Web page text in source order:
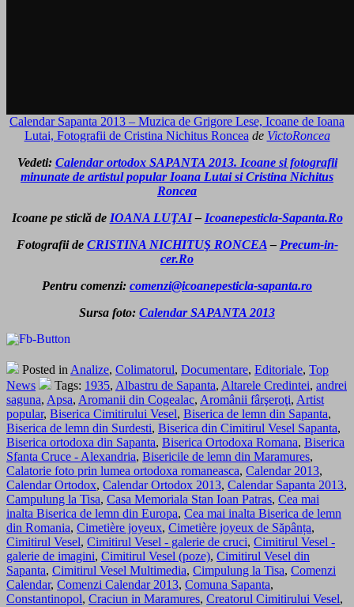
Calendar Sapanta 2013 – Muzica de Grigore Lese, Icoane de Ioana
Lutai, Fotografii de Cristina Nichitus Roncea de VictoRoncea
Vedeti: Calendar ortodox SAPANTA 2013. Icoane si fotografii
minunate de artistul popular Ioana Lutai si Cristina Nichitus
Roncea
Icoane pe sticlă de IOANA LUŢAI– Icoanepesticla-Sapanta.Ro
Fotografii de CRISTINA NICHITUŞ RONCEA – Precum-in-
cer.Ro
Pentru comenzi: comenzi@icoanepesticla-sapanta.ro
Sursa foto: Calendar SAPANTA 2013
Posted in Analize, Colimatorul, Documentare, Editoriale, Top
News
Tags: 1935, Albastru de Sapanta, Altarele Credintei, andrei
saguna, Apsa, Aromanii din Cogealac, Aromânii fârşeroţi, Artist
popular, Biserica Cimitirului Vesel, Biserica de lemn din Sapanta,
Biserica de lemn din Surdesti, Biserica din Cimitirul Vesel Sapanta,
Biserica ortodoxa din Sapanta, Biserica Ortodoxa Romana, Biserica
Sfanta Cruce - Alexandria, Bisericile de lemn din Maramures,
Calatorie foto prin lumea ortodoxa romaneasca, Calendar 2013,
Calendar Ortodox, Calendar Ortodox 2013, Calendar Sapanta 2013,
Campulung la Tisa, Casa Memoriala Stan Ioan Patras, Cea mai
inalta Biserica de lemn din Europa, Cea mai inalta Biserica de lemn
din Romania, Cimetière joyeux, Cimetière joyeux de Săpânța,
Cimitirul Vesel, Cimitirul Vesel - galerie de cruci, Cimitirul Vesel -
galerie de imagini, Cimitirul Vesel (poze), Cimitirul Vesel din
Sapanta, Cimitirul Vesel Multimedia, Cimpulung la Tisa, Comenzi
Calendar, Comenzi Calendar 2013, Comuna Sapanta,
Constantinopol, Craciun in Maramures, Creatorul Cimitirului Vesel,